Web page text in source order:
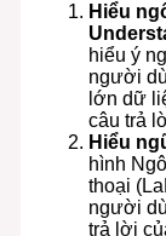
Hiểu
hiểu ý
người
lớn dữ
câu trả
Hiểu
hình
thoại
người
trả lời